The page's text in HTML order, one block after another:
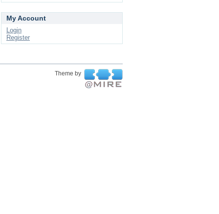
My Account
Login
Register
Theme by